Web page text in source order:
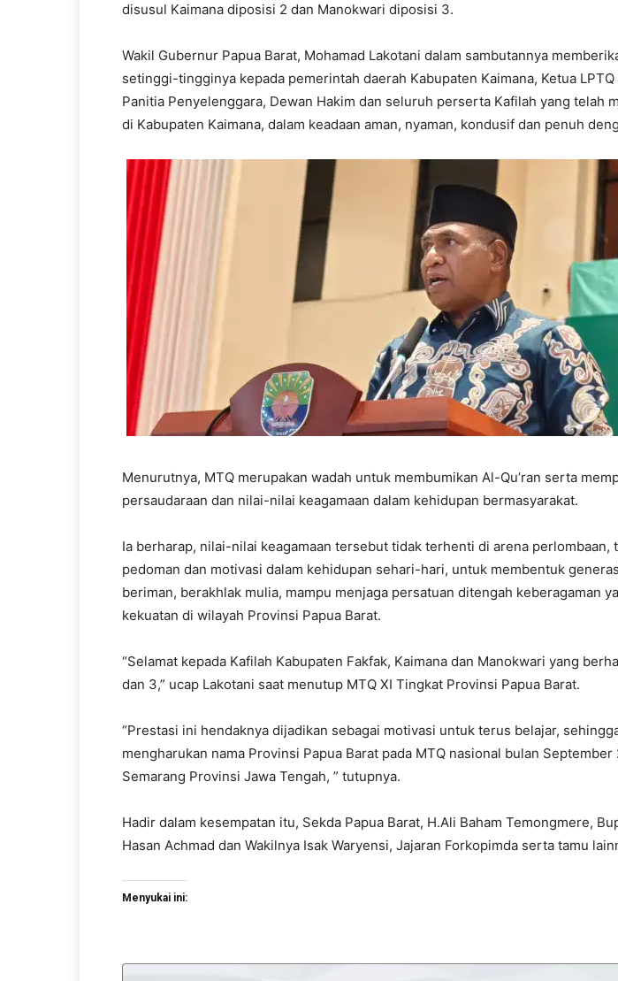
disusul Kaimana diposisi 2 dan Manokwari diposisi 3.
Wakil Gubernur Papua Barat, Mohamad Lakotani dalam sambutannya
setinggi-tingginya kepada pemerintah daerah Kabupaten Kaimana, Ketua
Panitia Penyelenggara, Dewan Hakim dan seluruh perserta Kafilah yang telah
di Kabupaten Kaimana, dalam keadaan aman, nyaman, kondusif dan penuh
Menurutnya, MTQ merupakan wadah untuk membumikan Al-Qu’ran serta
persaudaraan dan nilai-nilai keagamaan dalam kehidupan bermasyarakat.
Ia berharap, nilai-nilai keagamaan tersebut tidak terhenti di arena perlombaan,
pedoman dan motivasi dalam kehidupan sehari-hari, untuk membentuk
beriman, berakhlak mulia, mampu menjaga persatuan ditengah keberagaman
kekuatan di wilayah Provinsi Papua Barat.
“Selamat kepada Kafilah Kabupaten Fakfak, Kaimana dan Manokwari yang
dan 3,” ucap Lakotani saat menutup MTQ XI Tingkat Provinsi Papua Barat.
“Prestasi ini hendaknya dijadikan sebagai motivasi untuk terus belajar,
mengharukan nama Provinsi Papua Barat pada MTQ nasional bulan
Semarang Provinsi Jawa Tengah, ” tutupnya.
Hadir dalam kesempatan itu, Sekda Papua Barat, H.Ali Baham Temongmere,
Hasan Achmad dan Wakilnya Isak Waryensi, Jajaran Forkopimda serta tamu
Menyukai ini: